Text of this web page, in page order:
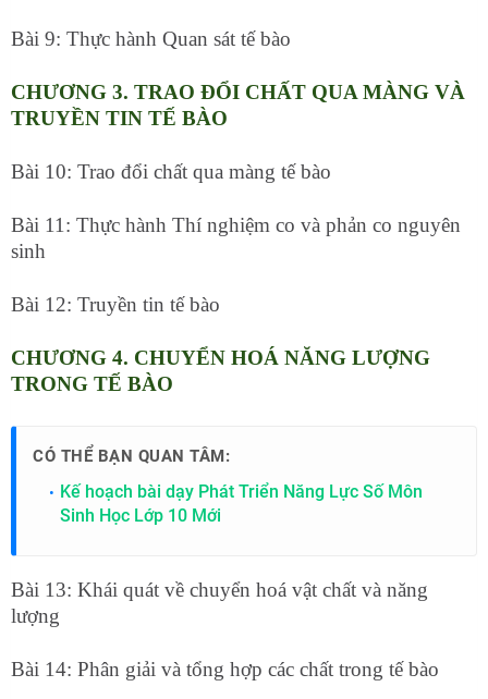
Bài 9: Thực hành Quan sát tế bào
CHƯƠNG 3. TRAO ĐỔI CHẤT QUA MÀNG VÀ
TRUYỀN TIN TẾ BÀO
Bài 10: Trao đổi chất qua màng tế bào
Bài 11: Thực hành Thí nghiệm co và phản co nguyên
sinh
Bài 12: Truyền tin tế bào
CHƯƠNG 4. CHUYỂN HOÁ NĂNG LƯỢNG
TRONG TẾ BÀO
CÓ THỂ BẠN QUAN TÂM:
Kế hoạch bài dạy Phát Triển Năng Lực Số Môn
Sinh Học Lớp 10 Mới
Bài 13: Khái quát về chuyển hoá vật chất và năng
lượng
Bài 14: Phân giải và tổng hợp các chất trong tế bào